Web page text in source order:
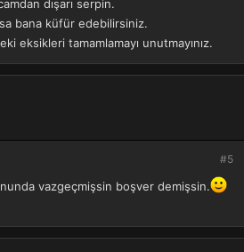
dışarı serpin.
bana küfür edebilirsiniz.
eksikleri tamamlamayı unutmayınız.
#5
vazgeçmişsin boşver demişsin.